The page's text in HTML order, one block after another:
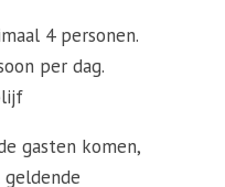
4 personen.
per dag.
gasten komen,